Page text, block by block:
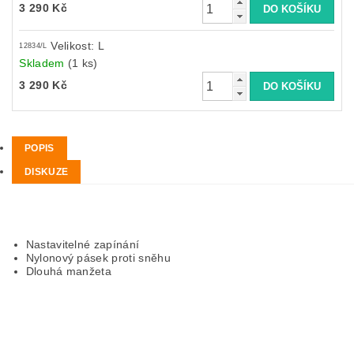
3 290 Kč
12834/L Velikost: L
Skladem (1 ks)
3 290 Kč
POPIS
DISKUZE
Nastavitelné zapínání
Nylonový pásek proti sněhu
Dlouhá manžeta